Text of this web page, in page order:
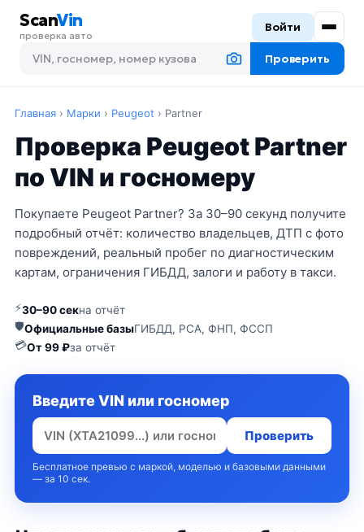
ScanVin
проверка авто
Проверить
Войти
Главная › Марки › Peugeot › Partner
Проверка Peugeot Partner
по VIN и госномеру
Покупаете Peugeot Partner? За 30–90 секунд получите
подробный отчёт: количество владельцев, ДТП с фото
повреждений, реальный пробег по диагностическим
картам, ограничения ГИБДД, залоги и работу в такси.
⚡30–90 секна отчёт
🛡Официальные базыГИБДД, РСА, ФНП, ФССП
💳От 99 ₽за отчёт
Введите VIN или госномер
Проверить
Бесплатное превью с маркой, моделью и базовыми данными
— за 10 сек.